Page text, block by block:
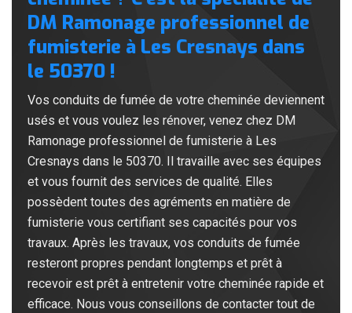
DM Ramonage professionnel de
fumisterie à Les Cresnays dans
le 50370 !
Vos conduits de fumée de votre cheminée deviennent
usés et vous voulez les rénover, venez chez DM
Ramonage professionnel de fumisterie à Les
Cresnays dans le 50370. Il travaille avec ses équipes
et vous fournit des services de qualité. Elles
possèdent toutes des agréments en matière de
fumisterie vous certifiant ses capacités pour vos
travaux. Après les travaux, vos conduits de fumée
resteront propres pendant longtemps et prêt à
recevoir est prêt à entretenir votre cheminée rapide et
efficace. Nous vous conseillons de contacter tout de